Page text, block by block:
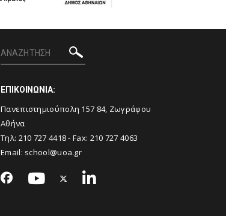
ΕΠΙΚΟΙΝΩΝΙΑ:
Πανεπιστημιούπολη 157 84, Ζωγράφου
Αθήνα
Τηλ: 210 727 4418- Fax: 210 727 4063
Email: school@uoa.gr